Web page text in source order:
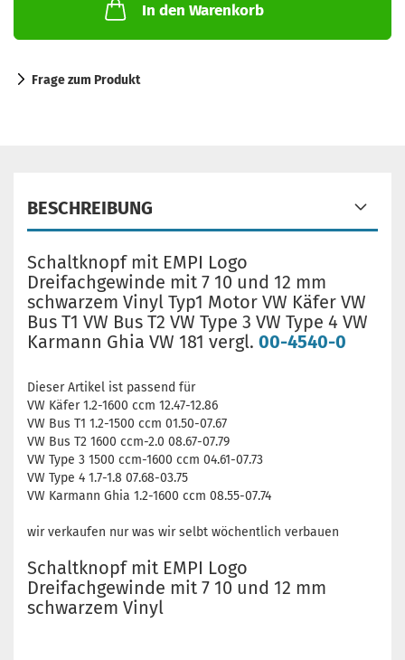
In den Warenkorb
Frage zum Produkt
BESCHREIBUNG
Schaltknopf mit EMPI Logo
Dreifachgewinde mit 7 10 und 12 mm
schwarzem Vinyl Typ1 Motor VW Käfer VW
Bus T1 VW Bus T2 VW Type 3 VW Type 4 VW
Karmann Ghia VW 181 vergl. 00-4540-0
Dieser Artikel ist passend für
VW Käfer 1.2-1600 ccm 12.47-12.86
VW Bus T1 1.2-1500 ccm 01.50-07.67
VW Bus T2 1600 ccm-2.0 08.67-07.79
VW Type 3 1500 ccm-1600 ccm 04.61-07.73
VW Type 4 1.7-1.8 07.68-03.75
VW Karmann Ghia 1.2-1600 ccm 08.55-07.74
wir verkaufen nur was wir selbt wöchentlich verbauen
Schaltknopf mit EMPI Logo
Dreifachgewinde mit 7 10 und 12 mm
schwarzem Vinyl